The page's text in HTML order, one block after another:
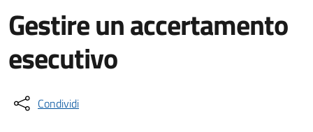
Gestire un accertamento
esecutivo
Condividi